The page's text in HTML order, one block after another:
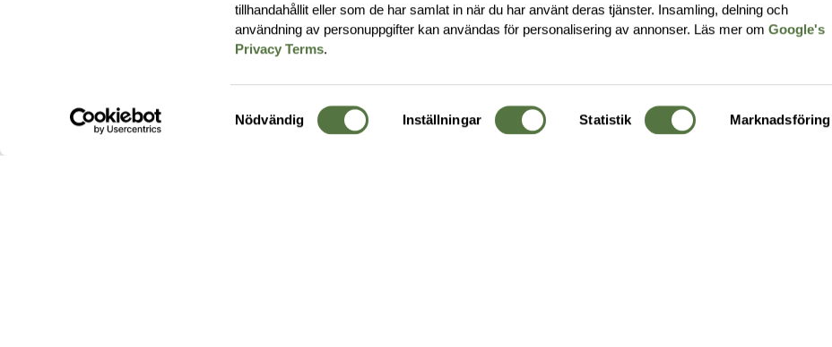
tillhandahållit eller som de har samlat in när du har använt deras tjänster. Insamling, delning och
användning av personuppgifter kan användas för personalisering av annonser. Läs mer omGoogle's
Privacy Terms.
Samtyckesval
Nödvändig Inställningar Statistik Marknadsföring